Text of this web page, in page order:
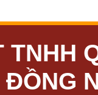
TNHH